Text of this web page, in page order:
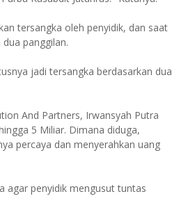
tersangka oleh penyidik, dan saat
panggilan.
jadi tersangka berdasarkan dua
And Partners, Irwansyah Putra
5 Miliar. Dimana diduga,
percaya dan menyerahkan uang
agar penyidik mengusut tuntas